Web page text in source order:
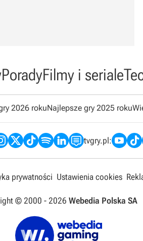
PoradyFilmy i seriale
2026 rokuNajlepsze gry 2025 roku
tvgry.pl:
prywatności Ustawienia cookies
© 2000 - 2026 Webedia Polska SA